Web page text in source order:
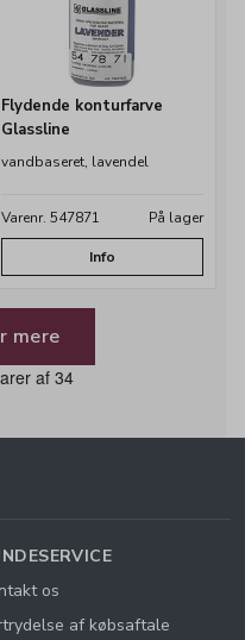
Flydende konturfarve
Glassline
vandbaseret, lavendel
Varenr. 547871 På lager
Info
mere
af 34
os
af købsaftale